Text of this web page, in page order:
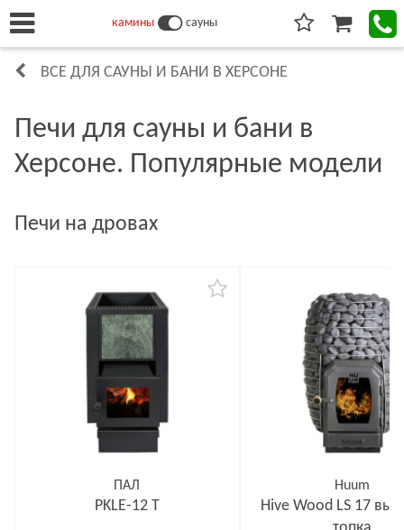
камины сауны
ВСЕ ДЛЯ САУНЫ И БАНИ В ХЕРСОНЕ
Печи для сауны и бани в
Херсоне. Популярные модели
Печи на дровах
ПАЛ
PKLE-12 T
Huum
Hive Wood LS 17